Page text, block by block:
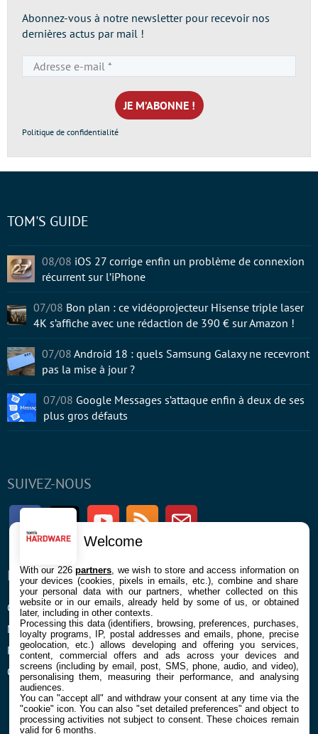
Abonnez-vous à notre newsletter pour recevoir nos
dernières actus par mail !
e-
mail
*
Politique de confidentialité
SUIVEZ-NOUS
FacebookTwitter Youtube RSS Newsletter
ENTREPRISE
Confidentialité et Cookies
Mentions légales et CGU
Préférences Cookies
Qui sommes nous
À PROPOS
Contact
TOM'S GUIDE
08/08 iOS 27 corrige enfin un problème de connexion
récurrent sur l’iPhone
07/08 Bon plan : ce vidéoprojecteur Hisense triple laser
4K s’affiche avec une rédaction de 390 € sur Amazon !
07/08 Android 18 : quels Samsung Galaxy ne recevront
pas la mise à jour ?
07/08 Google Messages s’attaque enfin à deux de ses
plus gros défauts
Welcome
With our 226partners , we wish to store and access information on
your devices (cookies, pixels in emails, etc.), combine and share
your personal data with our partners, whether collected on this
website or in our emails, already held by some of us, or obtained
later, including in other contexts.
Processing this data (identifiers, browsing, preferences, purchases,
loyalty programs, IP, postal addresses and emails, phone, precise
geolocation, etc.) allows developing and offering you services,
content, commercial offers and ads across your devices and
screens (including by email, post, SMS, phone, audio, and video),
personalising them, measuring their performance, and analysing
audiences.
You can "accept all" and withdraw your consent at any time via the
"cookie" icon. You can also "set detailed preferences" and object to
processing activities not subject to consent. These choices remain
valid for 6 months.